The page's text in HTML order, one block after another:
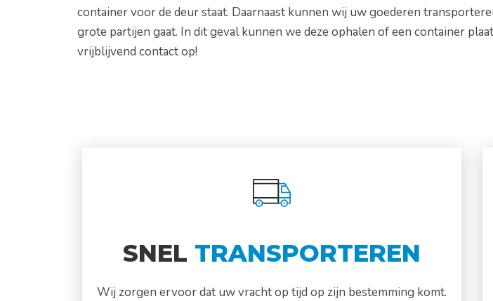
container voor de deur staat. Daarnaast kunnen wij uw goederen
grote partijen gaat. In dit geval kunnen we deze ophalen of een container
vrijblijvend contact op!
SNEL TRANSPORTEREN
Wij zorgen ervoor dat uw vracht op tijd op zijn bestemming komt.